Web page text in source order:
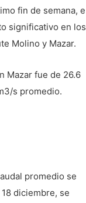
fin de semana,
significativo en los
Molino y Mazar.
Mazar fue de 26.6
s promedio.
promedio se
diciembre, se